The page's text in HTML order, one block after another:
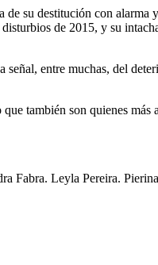
su destitución con alarma
de 2015, y su
señal, entre muchas, del
también son quienes
Fabra. Leyla Pereira.